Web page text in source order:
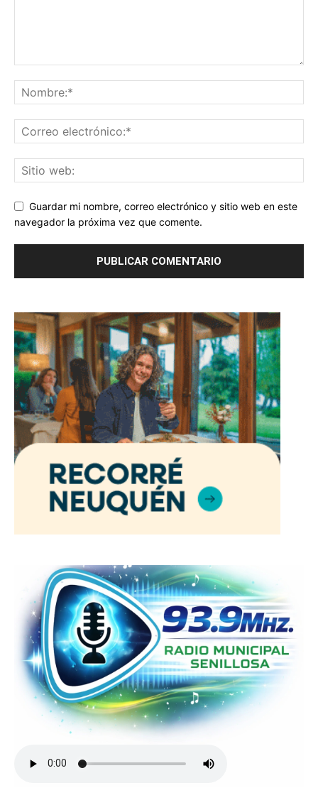
Guardar mi nombre, correo electrónico y sitio web en este
navegador la próxima vez que comente.